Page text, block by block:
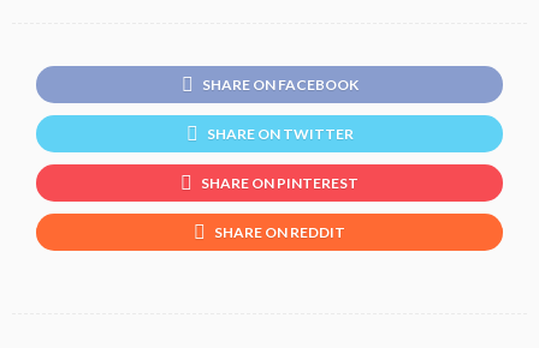
SHARE ON FACEBOOK
SHARE ON TWITTER
SHARE ON PINTEREST
SHARE ON REDDIT